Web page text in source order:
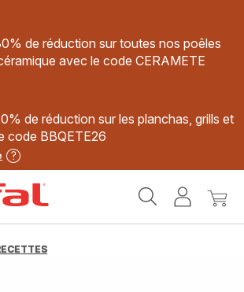
de réduction sur toutes nos poêles
avec le code CERAMETE
de réduction sur les planchas, grills et
code BBQETE26
MonMon